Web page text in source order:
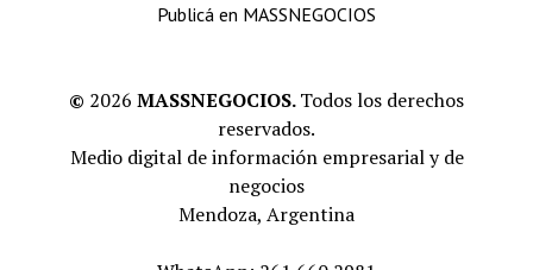
Publicá en MASSNEGOCIOS
© 2026 MASSNEGOCIOS.Todos los derechos
reservados.
Medio digital de información empresarial y de
negocios
Mendoza, Argentina